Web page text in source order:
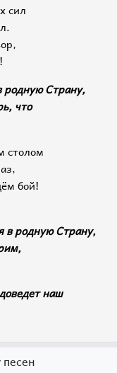
сил
родную Страну,
что
столом
бой!
в родную Страну,
наш
песен